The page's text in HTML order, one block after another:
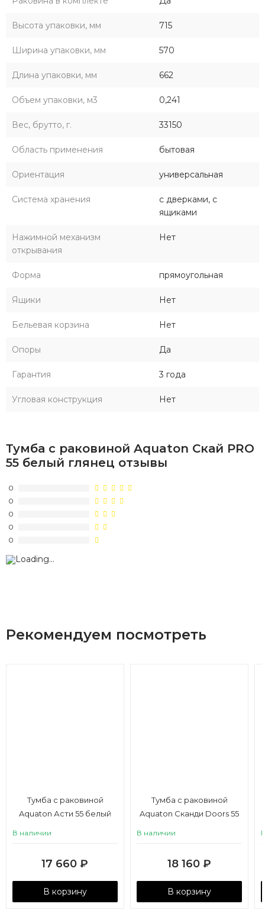
Высота упаковки, мм 715
Ширина упаковки, мм 570
Длина упаковки, мм 662
Объем упаковки, м3 0,241
Вес, брутто, г. 33150
Область применения бытовая
Ориентация универсальная
Система хранения
с дверками, с
ящиками
Нажимной механизм
открывания
Нет
Форма прямоугольная
Ящики Нет
Бельевая корзина Нет
Опоры Да
Гарантия 3 года
Угловая конструкция Нет
Тумба с раковиной Aquaton Скай PRO
55 белый глянец отзывы
0
0
0
0
0
Рекомендуем посмотреть
Тумба с раковиной
Aquaton Асти 55 белый
В наличии
17 660 ₽
В корзину
Тумба с раковиной
Aquaton Сканди Doors 55
В наличии
18 160 ₽
В корзину